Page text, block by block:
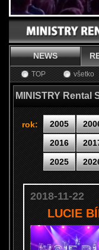
NEWS
TOP všetko
MINISTRY Rental
rok: 2005
2016
2025
2018-11-22
LUCIE